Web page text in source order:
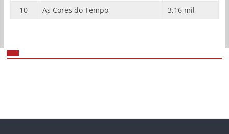
10
As Cores do Tempo 3,16 mil